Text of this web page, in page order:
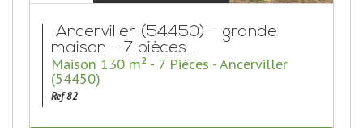
Ancerviller (54450) - grande
maison - 7 pièces...
Maison 130 m² - 7 Pièces - Ancerviller
(54450)
Ref 82